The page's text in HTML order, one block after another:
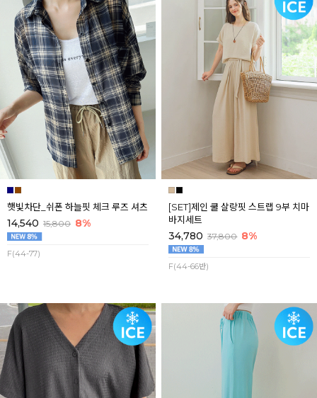
햇빛차단_쉬폰 하늘핏 체크 루즈 셔츠
14,540 15,800 8%
F(44-77)
[SET]제인 쿨 살랑핏 스트랩 9부 치마
바지세트
34,780 37,800 8%
F(44-66반)